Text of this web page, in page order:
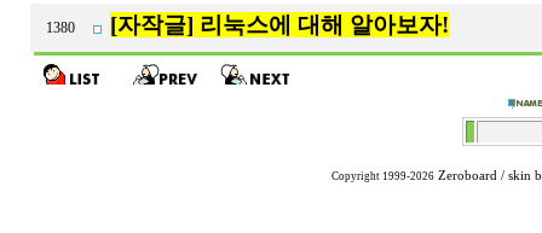
1380 [자작글] 리눅스에 대해 알아보자!
Copyright 1999-2026 Zeroboard / skin